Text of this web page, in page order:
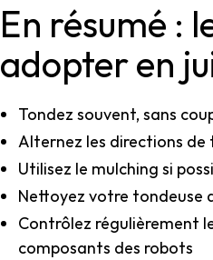
En résumé :
adopter en
Tondez souvent, sans
Alternez les directions de
Utilisez le mulching si
Nettoyez votre tondeuse
Contrôlez régulièrement
composants des robots